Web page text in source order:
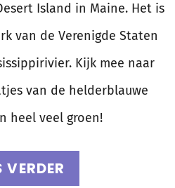
Island in Maine. Het is
van de Verenigde Staten
Kijk mee naar
van de helderblauwe
heel veel groen!
VERDER